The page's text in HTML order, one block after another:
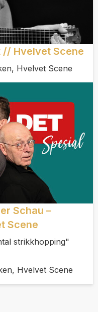
Hvelvet Scene
Hvelvet Scene
Schau –
Scene
strikkhopping"
Hvelvet Scene